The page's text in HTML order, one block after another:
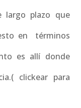
largo plazo que
en términos
es allí donde
clickear para